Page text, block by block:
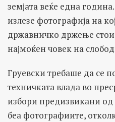
земјата веќе една
излезе фотографија на
државничко држење
најмоќен човек на
Груевски требаше да се
техничката влада во
избори предизвикани
беа фотографиите,